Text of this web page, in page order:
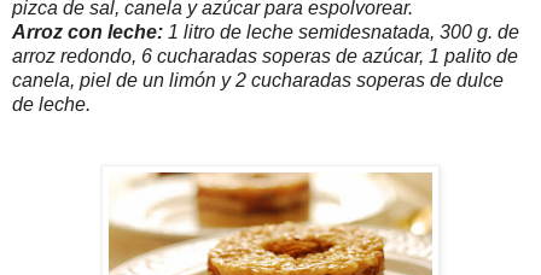
pizca de sal, canela y azúcar para espolvorear.
Arroz con leche: 1 litro de leche semidesnatada, 300 g. de
arroz redondo, 6 cucharadas soperas de azúcar, 1 palito de
canela, piel de un limón y 2 cucharadas soperas de dulce
de leche.